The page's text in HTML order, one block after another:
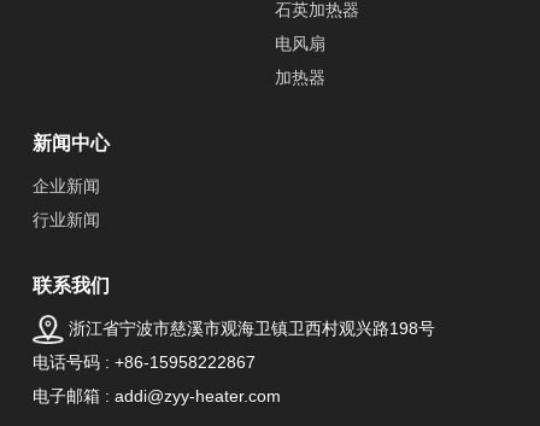
石英加热器
电风扇
加热器
新闻中心
企业新闻
行业新闻
联系我们
浙江省宁波市慈溪市观海卫镇卫西村观兴路198号
电话号码 : +86-15958222867
电子邮箱 : addi@zyy-heater.com